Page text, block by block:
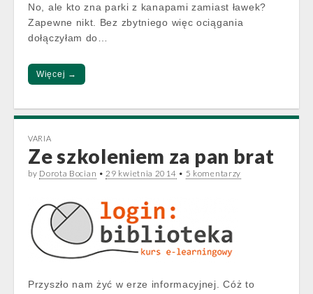
No, ale kto zna parki z kanapami zamiast ławek?
Zapewne nikt. Bez zbytniego więc ociągania
dołączyłam do…
Więcej →
VARIA
Ze szkoleniem za pan brat
by Dorota Bocian • 29 kwietnia 2014 • 5 komentarzy
Przyszło nam żyć w erze informacyjnej. Cóż to